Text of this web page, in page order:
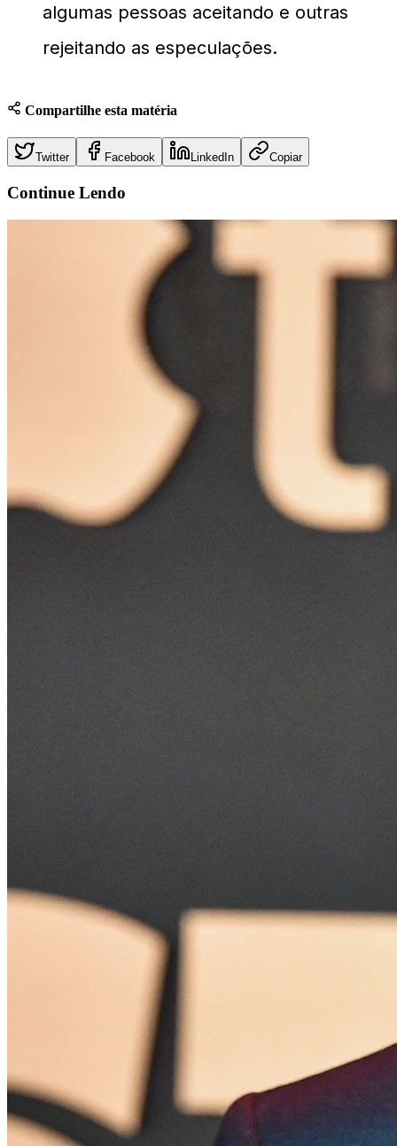
algumas pessoas aceitando e outras
rejeitando as especulações.
Compartilhe esta matéria
Twitter Facebook LinkedIn Copiar
Continue Lendo